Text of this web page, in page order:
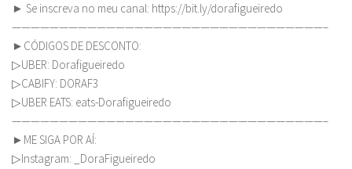
► Se inscreva no meu canal: https://bit.ly/dorafigueiredo
—————————————————————————————————–
►CÓDIGOS DE DESCONTO:
▷UBER: Dorafigueiredo
▷CABIFY: DORAF3
▷UBER EATS: eats-Dorafigueiredo
—————————————————————————————————–
►ME SIGA POR AÍ:
▷Instagram: _DoraFigueiredo